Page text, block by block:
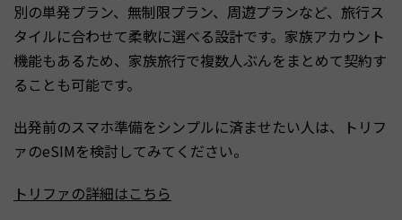
別の単発プラン、無制限プラン、周遊プランなど、旅行ス
タイルに合わせて柔軟に選べる設計です。家族アカウント
機能もあるため、家族旅行で複数人ぶんをまとめて契約す
ることも可能です。
出発前のスマホ準備をシンプルに済ませたい人は、トリフ
ァのeSIMを検討してみてください。
トリファの詳細はこちら